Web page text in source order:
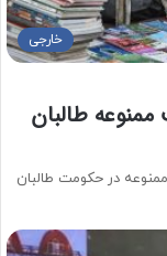
خارجی
طالبان
در حکومت طالبان